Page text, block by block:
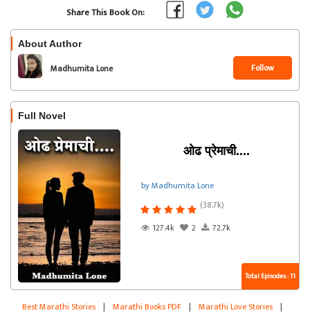
Share This Book On:
About Author
Madhumita Lone Follow
Full Novel
ओढ प्रेमाची....
by Madhumita Lone
(38.7k)
127.4k
2 72.7k
Total Episodes : 11
Best Marathi Stories | Marathi Books PDF | Marathi Love Stories |